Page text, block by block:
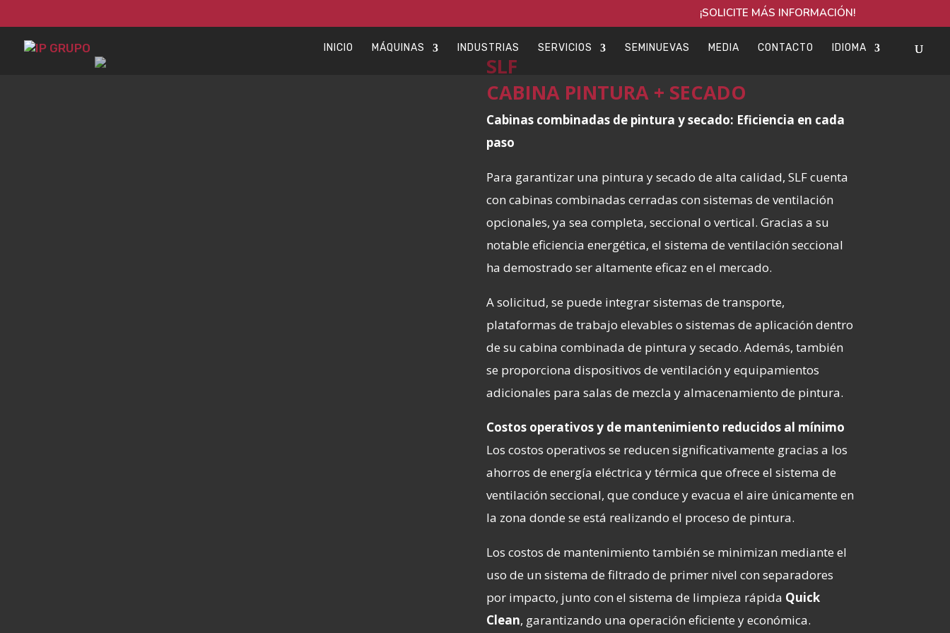
¡SOLICITE MÁS INFORMACIÓN!
INICIO MÁQUINAS INDUSTRIAS SERVICIOS SEMINUEVAS MEDIA CONTACTO IDIOMA
SLF
CABINA PINTURA + SECADO
Cabinas combinadas de pintura y secado: Eficiencia en cada
paso
Para garantizar una pintura y secado de alta calidad, SLF cuenta
con cabinas combinadas cerradas con sistemas de ventilación
opcionales, ya sea completa, seccional o vertical. Gracias a su
notable eficiencia energética, el sistema de ventilación seccional
ha demostrado ser altamente eficaz en el mercado.
A solicitud, se puede integrar sistemas de transporte,
plataformas de trabajo elevables o sistemas de aplicación dentro
de su cabina combinada de pintura y secado. Además, también
se proporciona dispositivos de ventilación y equipamientos
adicionales para salas de mezcla y almacenamiento de pintura.
Costos operativos y de mantenimiento reducidos al mínimo
Los costos operativos se reducen significativamente gracias a los
ahorros de energía eléctrica y térmica que ofrece el sistema de
ventilación seccional, que conduce y evacua el aire únicamente en
la zona donde se está realizando el proceso de pintura.
Los costos de mantenimiento también se minimizan mediante el
uso de un sistema de filtrado de primer nivel con separadores
por impacto, junto con el sistema de limpieza rápida Quick
Clean, garantizando una operación eficiente y económica.